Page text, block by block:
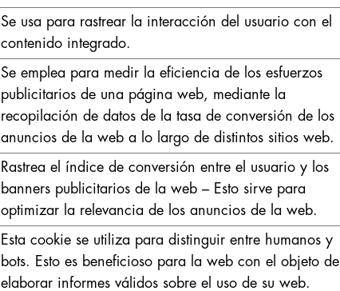
Se usa para rastrear la interacción del usuario con el
contenido integrado.
Se emplea para medir la eficiencia de los esfuerzos
publicitarios de una página web, mediante la
recopilación de datos de la tasa de conversión de los
anuncios de la web a lo largo de distintos sitios web.
Rastrea el índice de conversión entre el usuario y los
banners publicitarios de la web – Esto sirve para
optimizar la relevancia de los anuncios de la web.
Esta cookie se utiliza para distinguir entre humanos y
bots. Esto es beneficioso para la web con el objeto de
elaborar informes válidos sobre el uso de su web.